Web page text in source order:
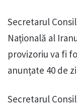
Secretarul
Națională al
provizoriu va fi
anunțate 40 de
Secretarul